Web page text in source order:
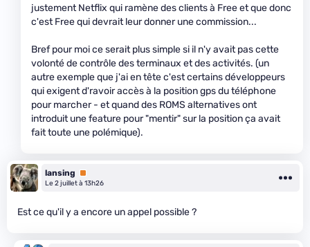
justement Netflix qui ramène des clients à Free et que donc
c'est Free qui devrait leur donner une commission...
Bref pour moi ce serait plus simple si il n'y avait pas cette
volonté de contrôle des terminaux et des activités. (un
autre exemple que j'ai en tête c'est certains développeurs
qui exigent d'ravoir accès à la position gps du téléphone
pour marcher - et quand des ROMS alternatives ont
introduit une feature pour "mentir" sur la position ça avait
fait toute une polémique).
lansing
Premium
Le 2 juillet à 13h26
Est ce qu'il y a encore un appel possible ?